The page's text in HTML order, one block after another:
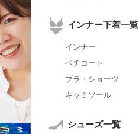
インナー下着一覧
インナー
ペチコート
ブラ・ショーツ
キャミソール
シューズ一覧